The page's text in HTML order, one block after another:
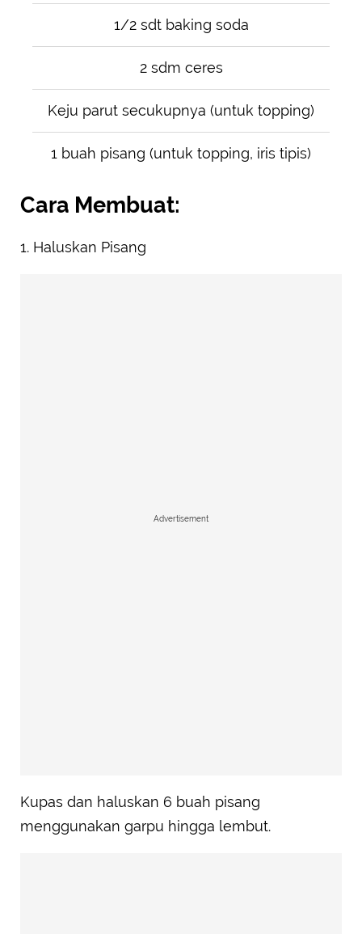
1/2 sdt baking soda
2 sdm ceres
Keju parut secukupnya (untuk topping)
1 buah pisang (untuk topping, iris tipis)
Cara Membuat:
1. Haluskan Pisang
Advertisement
Kupas dan haluskan 6 buah pisang
menggunakan garpu hingga lembut.